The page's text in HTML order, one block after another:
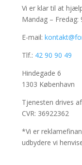
Vi er klar til at
Mandag – Fredag:
E-mail:
Tlf.: 42 90 90 49
Hindegade 6
1303 København
Tjenesten drives
CVR: 36922362
*Vi er
udbydere vi